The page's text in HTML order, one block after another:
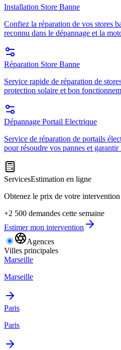
Installation Store Banne
Confiez la réparation de vos stores
reconnu dans le dépannage et la
Réparation Store Banne
Service rapide de réparation de
protection solaire et bon
Dépannage Portail Electrique
Service de réparation de portails
pour résoudre vos pannes et
ServicesEstimation en ligne
Obtenez le prix de votre
+2 500 demandes cette semaine
Estimer mon intervention
Agences
Villes principales
Marseille
Marseille
Paris
Paris